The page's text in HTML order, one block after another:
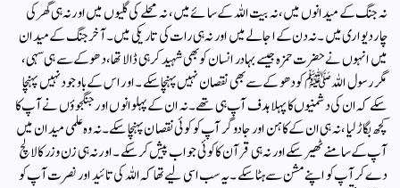
نہ جنگ کے میدانوں میں، نہ بیت اللہ کے سائے میں، نہ محلے کی گلیوں میں اور نہ ہی گھر کی
چار دیواری میں۔ نہ دن کے اجالے میں اور نہ ہی رات کی تاریکی میں۔ آخر جنگ کے میدان
میں انہوں نے حضرت حمزہ جیسے بہادر انسان کو بھی شہید کر ہی ڈالا تھا، دھوکے سے ہی سہی،
مگر رسول اللہ ﷺ کو دھوکے سے بھی نقصان نہیں پہنچا سکے۔ اور اس کے باوجود نہیں پہنچا
سکے کہ ان کی دشمنیوں کا پہلا ہدف آپ ہی تھے۔ نہ ان کے پہلوانوں اور جنگجوؤں نے آپ کا
کچھ بگاڑ لیا، نہ ہی ان کے کاہن اور جادوگر آپ کو کوئی نقصان پہنچا سکے۔ نہ وہ علمی میدان میں
آپ کے سامنے ٹھیر سکے اور نہ ہی قرآن کا کوئی جواب پیش کر سکے۔ اور نہ ہی زن و زر کا لالچ
دے کر آپ کو اپنے مشن سے ہٹا سکے۔ یہ سب اسی لیے تھا کہ اللہ کی تائید اور نصرت آپ کو